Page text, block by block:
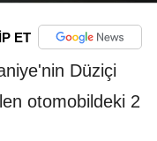
ET
Düziçi
otomobildeki 2